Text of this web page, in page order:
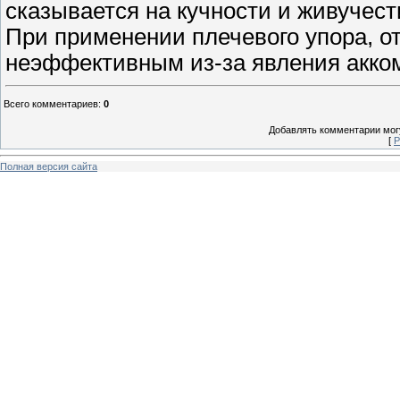
сказывается на кучности и
При применении плечевого упора,
неэффективным из-за явления
Всего комментариев: 0
Добавлять комментарии
[
Полная версия сайта